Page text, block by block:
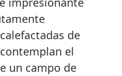
de
el
un campo de